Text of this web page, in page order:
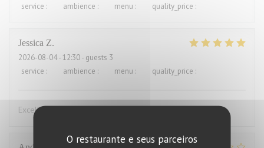
O restaurante e seus parceiros
service : ambience : menu : quality_price :
Jessica Z
2026-08-04- 12:30 - guests 3
service : ambience : menu : quality_price :
Excellent ! Repas très bon, service très agreable